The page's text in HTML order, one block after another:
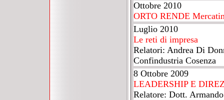
Ottobre 2010
ORTO RENDE
Luglio 2010
Le reti di impresa
Relatori: Andrea Di
Confindustria Cosenza
8 Ottobre 2009
LEADERSHIP E
Relatore: Dott.